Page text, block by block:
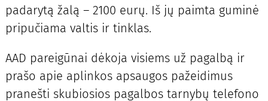
padarytą žalą – 2100 eurų. Iš jų paimta guminė
pripučiama valtis ir tinklas.
AAD pareigūnai dėkoja visiems už pagalbą ir
prašo apie aplinkos apsaugos pažeidimus
pranešti skubiosios pagalbos tarnybų telefono